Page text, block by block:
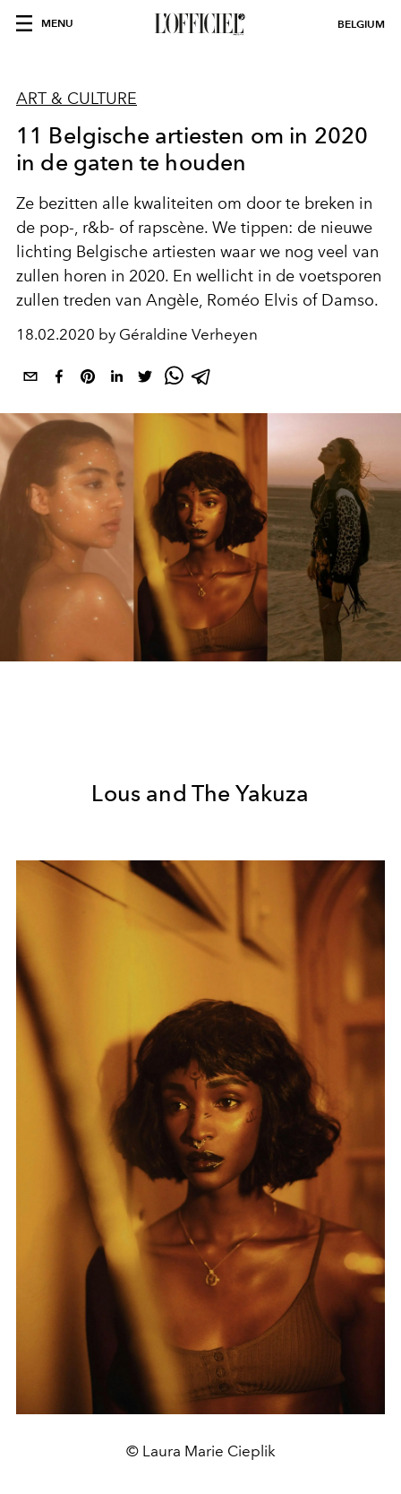
MENU BELGIUM
ART & CULTURE
11 Belgische artiesten om in 2020
in de gaten te houden
Ze bezitten alle kwaliteiten om door te breken in
de pop-, r&b- of rapscène. We tippen: de nieuwe
lichting Belgische artiesten waar we nog veel van
zullen horen in 2020. En wellicht in de voetsporen
zullen treden van Angèle, Roméo Elvis of Damso.
18.02.2020 by Géraldine Verheyen
Lous and The Yakuza
© Laura Marie Cieplik